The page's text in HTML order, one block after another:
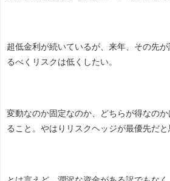
超低金利が続いているが、来年、その先
るべくリスクは低くしたい。
変動なのか固定なのか、どちらが得なの
ること。やはりリスクヘッジが最優先だと